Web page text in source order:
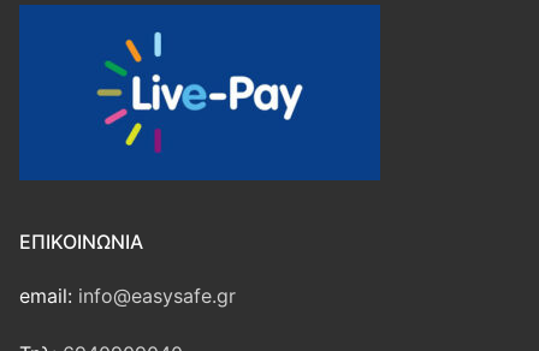
ΕΠΙΚΟΙΝΩΝΊΑ
email: info@easysafe.gr